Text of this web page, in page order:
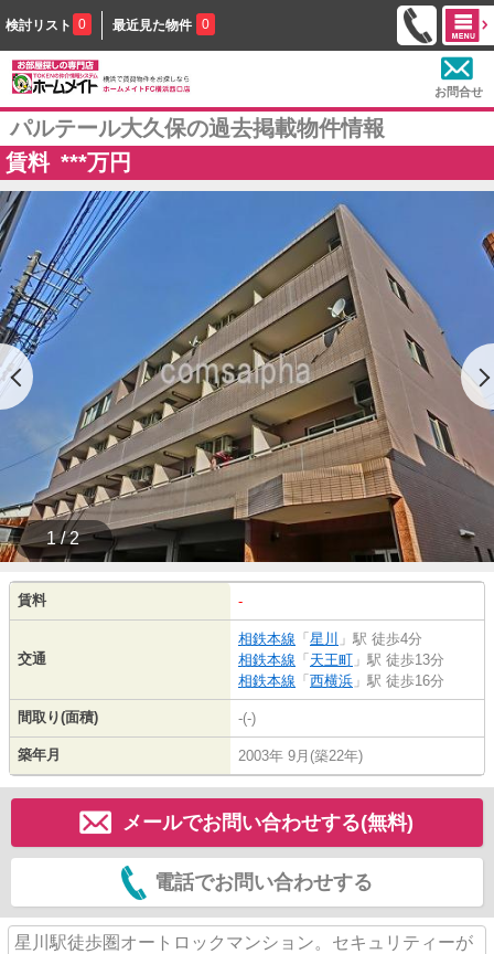
検討リスト 0 最近見た物件 0
お問合せ
パルテール大久保の過去掲載物件情報
賃料 ***万円
1 / 2
賃料 -
交通
相鉄本線 「 星川 」駅 徒歩4分
相鉄本線 「 天王町 」駅 徒歩13分
相鉄本線 「 西横浜 」駅 徒歩16分
間取り(面積) -(-)
築年月 2003年 9月(築22年)
メールでお問い合わせする(無料)
電話でお問い合わせする
星川駅徒歩圏オートロックマンション。セキュリティーが